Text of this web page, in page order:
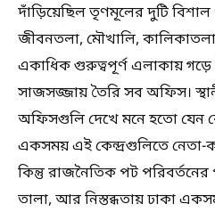
দাঁড়িয়েছিল তৃণমূলের দুটি
জীবনতলা, মৌখালি,
একাধিক গুরুত্বপূর্ণ এলাকায়
সাজসজ্জায় তৈরি সব অফিস।
অফিসগুলি দেখে মনে হতো যেন
একসময় এই কেন্দ্রগুলিতে নেতা-
কিন্তু রাজনৈতিক পট
তালা, আর নিস্তব্ধতায় ঢাকা